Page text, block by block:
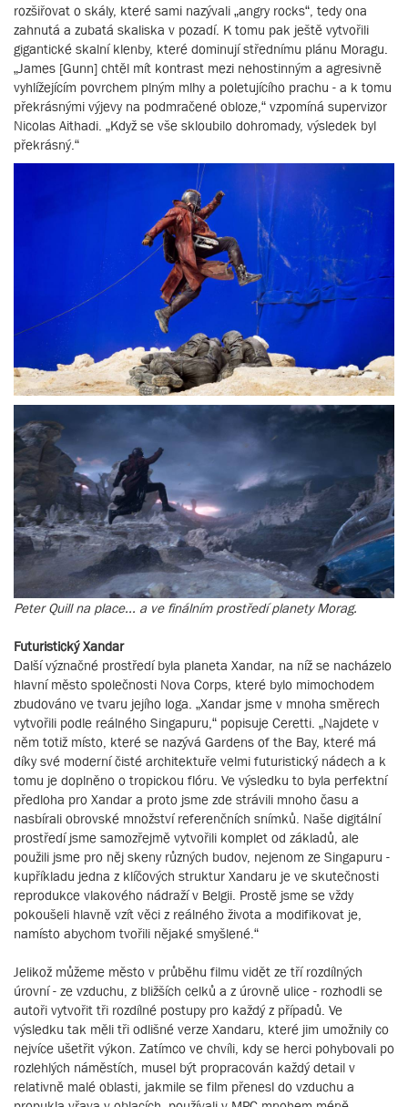
rozšiřovat o skály, které sami nazývali „angry rocks“, tedy ona
zahnutá a zubatá skaliska v pozadí. K tomu pak ještě vytvořili
gigantické skalní klenby, které dominují střednímu plánu Moragu.
„James [Gunn] chtěl mít kontrast mezi nehostinným a agresivně
vyhlížejícím povrchem plným mlhy a poletujícího prachu - a k tomu
překrásnými výjevy na podmračené obloze,“ vzpomíná supervizor
Nicolas Aithadi. „Když se vše skloubilo dohromady, výsledek byl
překrásný.“
Peter Quill na place... a ve finálním prostředí planety Morag.
Futuristický Xandar
Další význačné prostředí byla planeta Xandar, na níž se nacházelo
hlavní město společnosti Nova Corps, které bylo mimochodem
zbudováno ve tvaru jejího loga. „Xandar jsme v mnoha směrech
vytvořili podle reálného Singapuru,“ popisuje Ceretti. „Najdete v
něm totiž místo, které se nazývá Gardens of the Bay, které má
díky své moderní čisté architektuře velmi futuristický nádech a k
tomu je doplněno o tropickou flóru. Ve výsledku to byla perfektní
předloha pro Xandar a proto jsme zde strávili mnoho času a
nasbírali obrovské množství referenčních snímků. Naše digitální
prostředí jsme samozřejmě vytvořili komplet od základů, ale
použili jsme pro něj skeny různých budov, nejenom ze Singapuru -
kupříkladu jedna z klíčových struktur Xandaru je ve skutečnosti
reprodukce vlakového nádraží v Belgii. Prostě jsme se vždy
pokoušeli hlavně vzít věci z reálného života a modifikovat je,
namísto abychom tvořili nějaké smyšlené.“
Jelikož můžeme město v průběhu filmu vidět ze tří rozdílných
úrovní - ze vzduchu, z bližších celků a z úrovně ulice - rozhodli se
autoři vytvořit tři rozdílné postupy pro každý z případů. Ve
výsledku tak měli tři odlišné verze Xandaru, které jim umožnily co
nejvíce ušetřit výkon. Zatímco ve chvíli, kdy se herci pohybovali po
rozlehlých náměstích, musel být propracován každý detail v
relativně malé oblasti, jakmile se film přenesl do vzduchu a